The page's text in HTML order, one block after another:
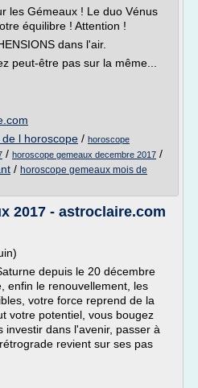
les Gémeaux ! Le duo Vénus
équilibre ! Attention !
dans l'air.
peut-être pas sur la même...
l horoscope / horoscope
/ horoscope gemeaux decembre 2017 /
/ horoscope gemeaux mois de
2017 - astroclaire.com
depuis le 20 décembre
enfin le renouvellement, les
votre force reprend de la
votre potentiel, vous bougez
investir dans l'avenir, passer à
revient sur ses pas